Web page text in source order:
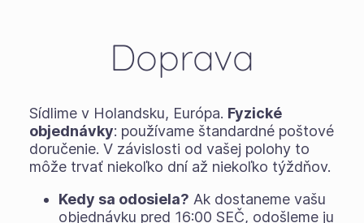
Doprava
Sídlime v Holandsku, Európa. Fyzické
objednávky: používame štandardné poštové
doručenie. V závislosti od vašej polohy to
môže trvať niekoľko dní až niekoľko týždňov.
Kedy sa odosiela? Ak dostaneme vašu
objednávku pred 16:00 SEČ, odošleme ju